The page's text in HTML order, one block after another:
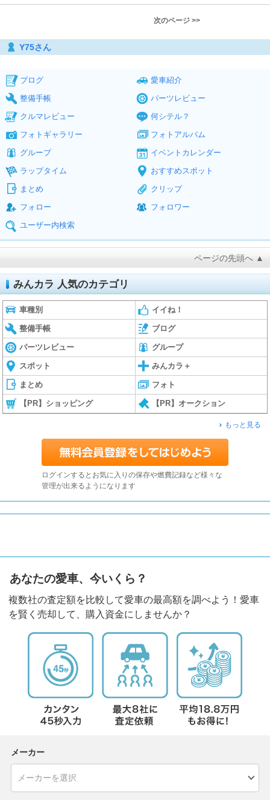
次のページ >>
Y75さん
ブログ
愛車紹介
整備手帳
パーツレビュー
クルマレビュー
何シテル？
フォトギャラリー
フォトアルバム
グループ
イベントカレンダー
ラップタイム
おすすめスポット
まとめ
クリップ
フォロー
フォロワー
ユーザー内検索
ページの先頭へ ▲
みんカラ 人気のカテゴリ
車種別 イイね！
整備手帳 ブログ
パーツレビュー グループ
スポット みんカラ＋
まとめ フォト
【PR】ショッピング 【PR】オークション
もっと見る
ログインするとお気に入りの保存や燃費記録など様々な
管理が出来るようになります
あなたの愛車、今いくら？
複数社の査定額を比較して愛車の最高額を調べよう！愛車
を賢く売却して、購入資金にしませんか？
メーカー